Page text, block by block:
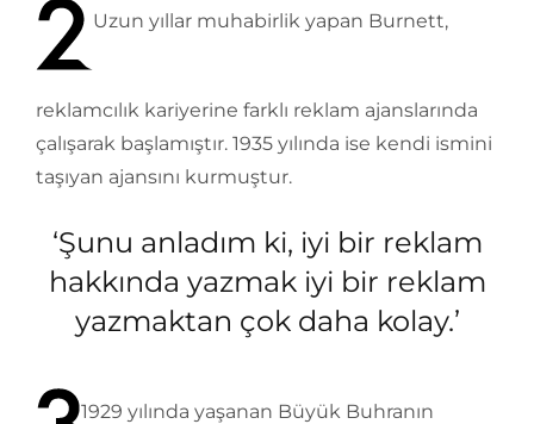
Uzun yıllar muhabirlik yapan Burnett,
reklamcılık kariyerine farklı reklam ajanslarında
çalışarak başlamıştır. 1935 yılında ise kendi ismini
taşıyan ajansını kurmuştur.
‘Şunu anladım ki, iyi bir reklam
hakkında yazmak iyi bir reklam
yazmaktan çok daha kolay.’
1929 yılında yaşanan Büyük Buhranın